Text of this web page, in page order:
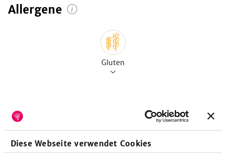
Diese Webseite verwendet Cookies
Allergene
Gluten
Vitamine
Vitamin A-Retinoläquivalent 3 µg